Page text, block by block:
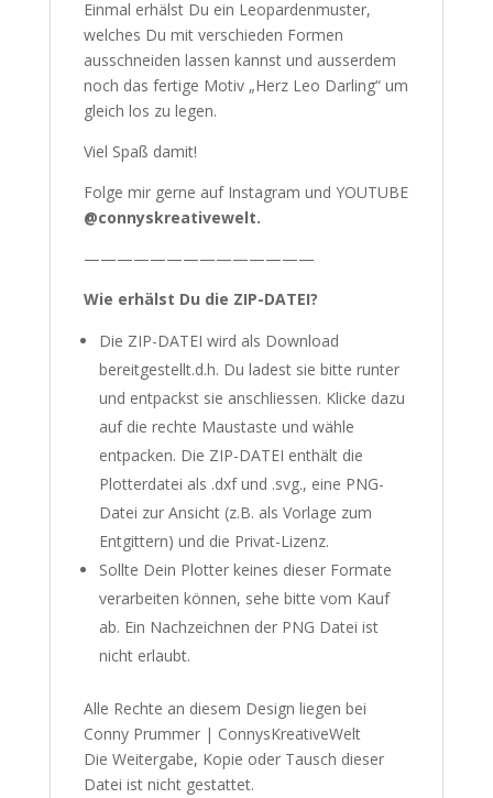
Einmal erhälst Du ein Leopardenmuster,
welches Du mit verschieden Formen
ausschneiden lassen kannst und ausserdem
noch das fertige Motiv „Herz Leo Darling“ um
gleich los zu legen.
Viel Spaß damit!
Folge mir gerne auf Instagram und YOUTUBE
@connyskreativewelt.
——————————————
Wie erhälst Du die ZIP-DATEI?
Die ZIP-DATEI wird als Download
bereitgestellt.d.h. Du ladest sie bitte runter
und entpackst sie anschliessen. Klicke dazu
auf die rechte Maustaste und wähle
entpacken. Die ZIP-DATEI enthält die
Plotterdatei als .dxf und .svg., eine PNG-
Datei zur Ansicht (z.B. als Vorlage zum
Entgittern) und die Privat-Lizenz.
Sollte Dein Plotter keines dieser Formate
verarbeiten können, sehe bitte vom Kauf
ab. Ein Nachzeichnen der PNG Datei ist
nicht erlaubt.
Alle Rechte an diesem Design liegen bei
Conny Prummer | ConnysKreativeWelt
Die Weitergabe, Kopie oder Tausch dieser
Datei ist nicht gestattet.